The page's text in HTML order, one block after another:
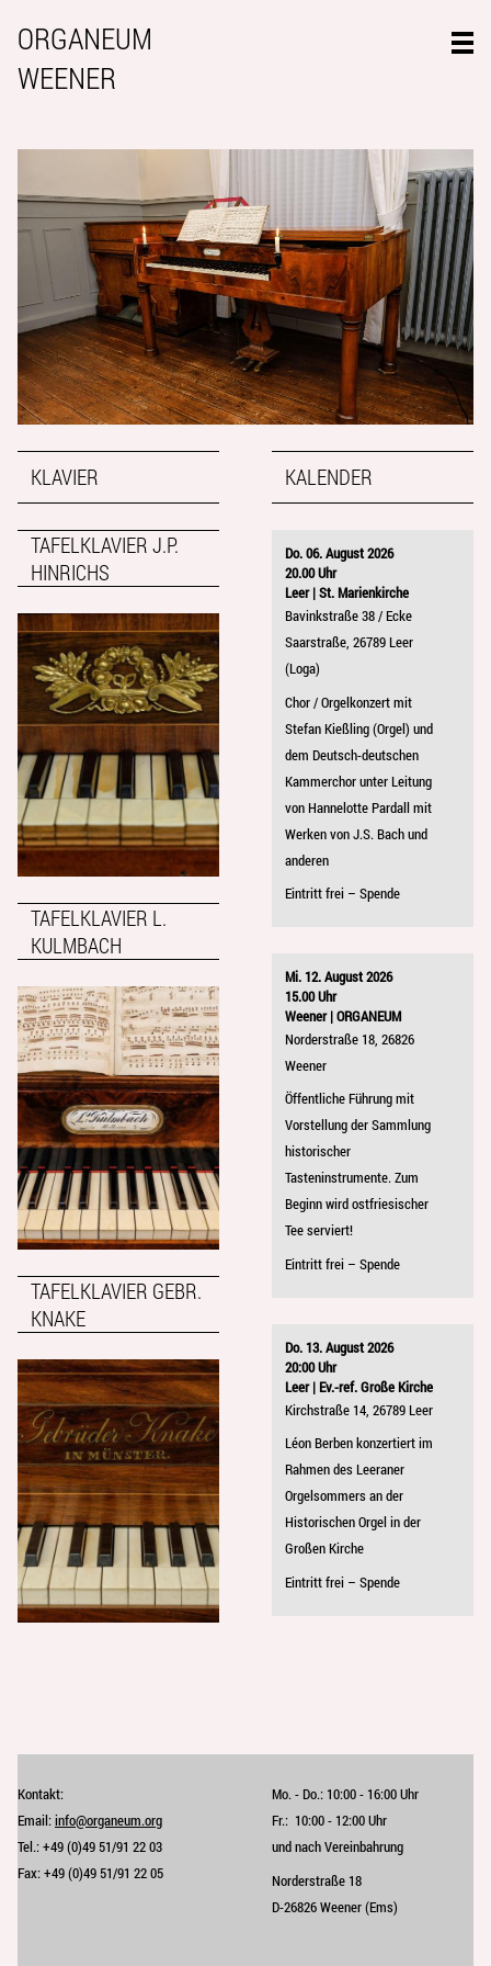
ORGANEUM
WEENER
KLAVIER
TAFELKLAVIER J.P.
HINRICHS
TAFELKLAVIER L.
KULMBACH
TAFELKLAVIER GEBR.
KNAKE
KALENDER
Do. 06. August 2026
20.00 Uhr
Leer | St. Marienkirche
Bavinkstraße 38 / Ecke
Saarstraße, 26789 Leer
(Loga)
Chor / Orgelkonzert mit
Stefan Kießling (Orgel) und
dem Deutsch-deutschen
Kammerchor unter Leitung
von Hannelotte Pardall mit
Werken von J.S. Bach und
anderen
Eintritt frei – Spende
Mi. 12. August 2026
15.00 Uhr
Weener | ORGANEUM
Norderstraße 18, 26826
Weener
Öffentliche Führung mit
Vorstellung der Sammlung
historischer
Tasteninstrumente. Zum
Beginn wird ostfriesischer
Tee serviert!
Eintritt frei – Spende
Do. 13. August 2026
20:00 Uhr
Leer | Ev.-ref. Große Kirche
Kirchstraße 14, 26789 Leer
Léon Berben konzertiert im
Rahmen des Leeraner
Orgelsommers an der
Historischen Orgel in der
Großen Kirche
Eintritt frei – Spende
Kontakt:
Email:info@organeum.org
Tel.:+49 (0)49 51/91 22 03
Fax:+49 (0)49 51/91 22 05
Mo. - Do.: 10:00 - 16:00 Uhr
Fr.: 10:00 - 12:00 Uhr
und nach Vereinbahrung
Norderstraße 18
D-26826 Weener (Ems)